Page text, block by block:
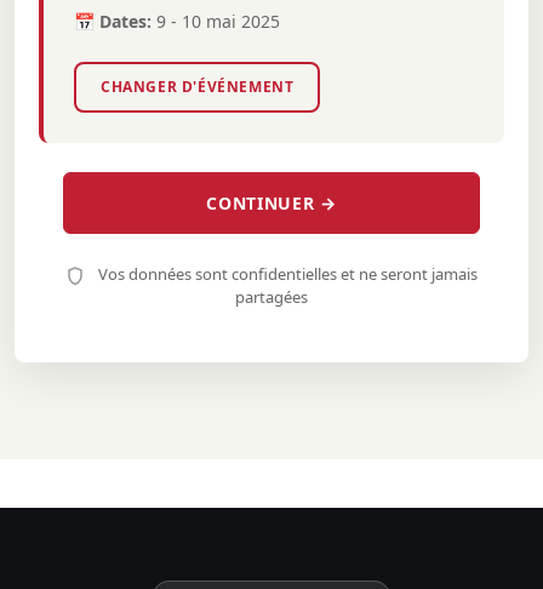
📅 Dates: 9 - 10 mai 2025
CHANGER D'ÉVÉNEMENT
CONTINUER →
Vos données sont confidentielles et ne seront jamais
partagées